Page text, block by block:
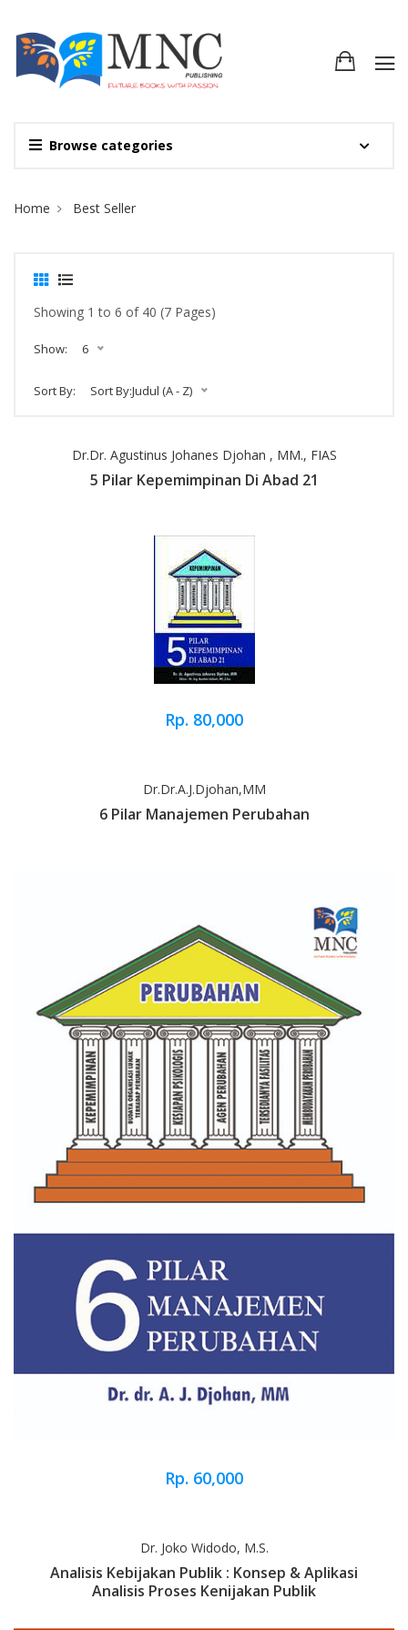
Browse categories
Site Breadcrumb
Home Best Seller
Showing 1 to 6 of 40 (7 Pages)
Show: 6
Sort By: Sort By:Judul (A - Z)
Dr.dr. Agustinus Johanes Djohan , MM., FIAS
5 Pilar Kepemimpinan Di Abad 21
Rp. 80,000
Dr.dr.A.J.Djohan,MM
6 Pilar Manajemen Perubahan
Rp. 60,000
Dr. Joko Widodo, M.S.
Analisis Kebijakan Publik : Konsep & Aplikasi
Analisis Proses Kenijakan Publik